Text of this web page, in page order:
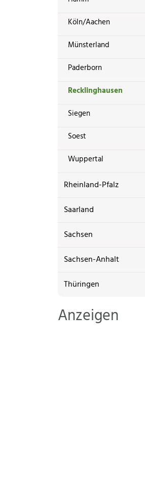
Köln/Aachen
Münsterland
Paderborn
Recklinghausen
Siegen
Soest
Wuppertal
Rheinland-Pfalz
Saarland
Sachsen
Sachsen-Anhalt
Thüringen
Anzeigen